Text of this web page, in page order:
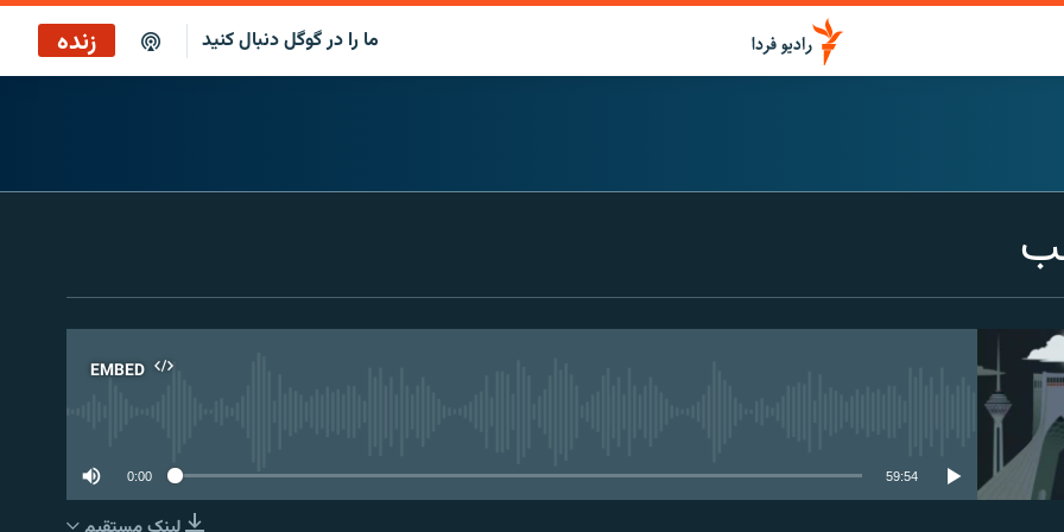
ما را در گوگل دنبال کنید زنده
EMBED
0:00 59:54